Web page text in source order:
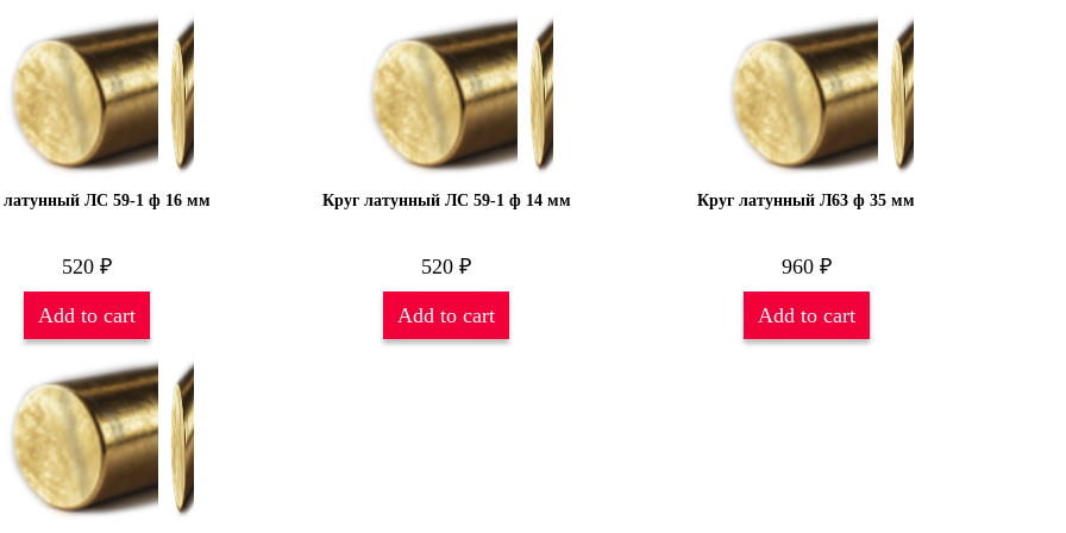
латунный ЛС 59-1 ф 16 мм
520 ₽
Add to cart
Круг латунный ЛС 59-1 ф 14 мм
520₽
Add to cart
Круг латунный Л63 ф 35 мм
960 ₽
Add to cart